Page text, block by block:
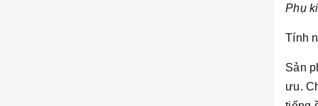
Phụ
Tính
Sản
ưu.